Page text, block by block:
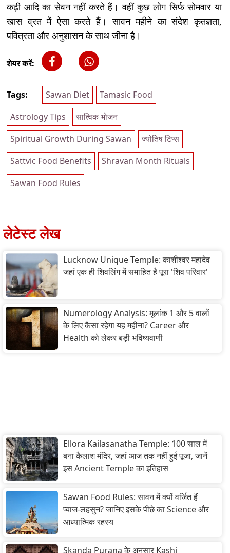
कढ़ी आदि का सेवन नहीं करते हैं। वहीं कुछ लोग सिर्फ सोमवार या
खास व्रत में ऐसा करते हैं। सावन महीने का संदेश कृतज्ञता,
पवित्रता और अनुशासन के साथ जीना है।
शेयर करें:
Tags: Sawan Diet
Tamasic Food
Astrology Tips
सात्विक भोजन
Spiritual Growth During Sawan
ज्योतिष टिप्स
Sattvic Food Benefits
Shravan Month Rituals
Sawan Food Rules
लेटेस्ट लेख
Lucknow Unique Temple: काशीश्वर महादेव
जहां एक ही शिवलिंग में समाहित है पूरा 'शिव परिवार'
Numerology Analysis: मूलांक 1 और 5 वालों
के लिए कैसा रहेगा यह महीना? Career और
Health को लेकर बड़ी भविष्यवाणी
Ellora Kailasanatha Temple: 100 साल में
बना कैलाश मंदिर, जहां आज तक नहीं हुई पूजा, जानें
इस Ancient Temple का इतिहास
Sawan Food Rules: सावन में क्यों वर्जित हैं
प्याज-लहसुन? जानिए इसके पीछे का Science और
आध्यात्मिक रहस्य
Skanda Purana के अनुसार Kashi